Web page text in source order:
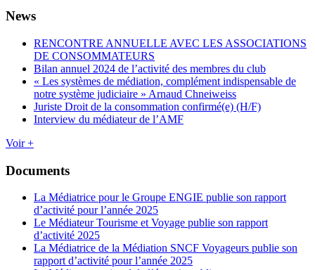
News
RENCONTRE ANNUELLE AVEC LES ASSOCIATIONS
DE CONSOMMATEURS
Bilan annuel 2024 de l’activité des membres du club
« Les systèmes de médiation, complément indispensable de
notre système judiciaire » Arnaud Chneiweiss
Juriste Droit de la consommation confirmé(e) (H/F)
Interview du médiateur de l’AMF
Voir +
Documents
La Médiatrice pour le Groupe ENGIE publie son rapport
d’activité pour l’année 2025
Le Médiateur Tourisme et Voyage publie son rapport
d’activité 2025
La Médiatrice de la Médiation SNCF Voyageurs publie son
rapport d’activité pour l’année 2025